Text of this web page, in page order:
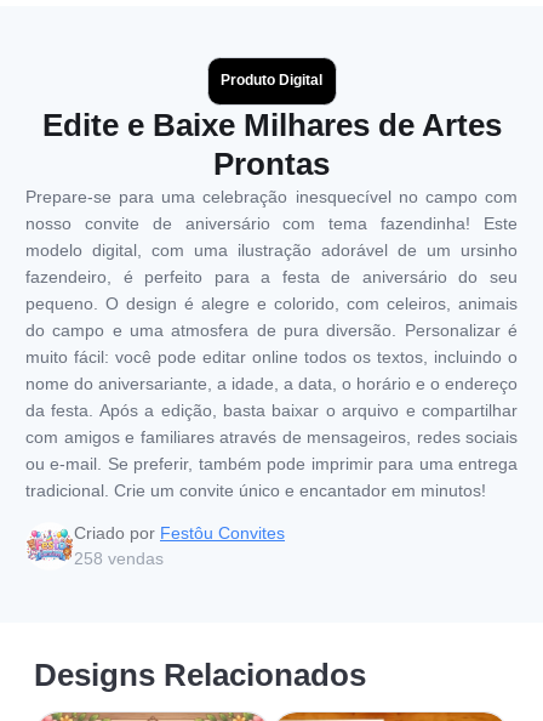
Produto Digital
Edite e Baixe Milhares de Artes
Prontas
Prepare-se para uma celebração inesquecível no campo com
nosso convite de aniversário com tema fazendinha! Este
modelo digital, com uma ilustração adorável de um ursinho
fazendeiro, é perfeito para a festa de aniversário do seu
pequeno. O design é alegre e colorido, com celeiros, animais
do campo e uma atmosfera de pura diversão. Personalizar é
muito fácil: você pode editar online todos os textos, incluindo o
nome do aniversariante, a idade, a data, o horário e o endereço
da festa. Após a edição, basta baixar o arquivo e compartilhar
com amigos e familiares através de mensageiros, redes sociais
ou e-mail. Se preferir, também pode imprimir para uma entrega
tradicional. Crie um convite único e encantador em minutos!
Criado por Festôu Convites
258 vendas
Designs Relacionados